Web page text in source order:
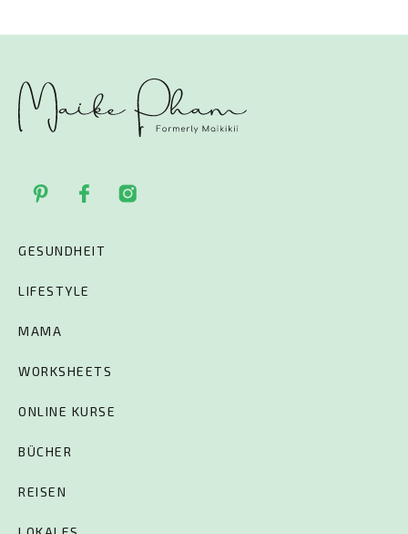
GESUNDHEIT
LIFESTYLE
MAMA
WORKSHEETS
ONLINE KURSE
BÜCHER
REISEN